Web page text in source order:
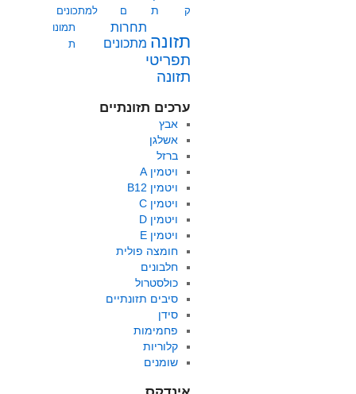
ק
ת
ם
למתכונים
תזונה
תחרות
מתכונים
תמונו
ת
תפריטי
תזונה
ערכים תזונתיים
אבץ
אשלגן
ברזל
ויטמין A
ויטמין B12
ויטמין C
ויטמין D
ויטמין E
חומצה פולית
חלבונים
כולסטרול
סיבים תזונתיים
סידן
פחמימות
קלוריות
שומנים